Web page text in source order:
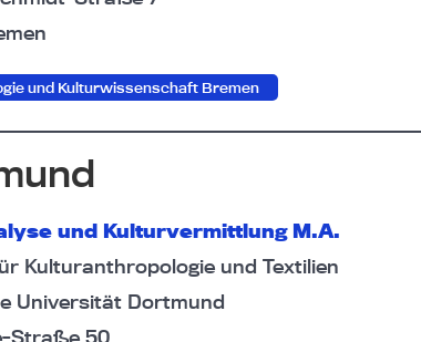
und Kulturwissenschaft Bremen
und Kulturvermittlung M.A.
Kulturanthropologie und Textilien
Universität Dortmund
Straße 50